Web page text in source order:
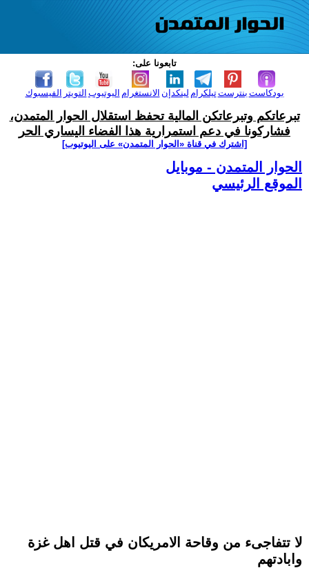
تابعونا على:
الفيسبوك التويتر اليوتيوب الانستغرام لينكدإن تيلكرامبنترست بودكاست
تبرعاتكم وتبرعاتكن المالية تحفظ استقلال الحوار المتمدن،
فشاركونا في دعم استمرارية هذا الفضاء اليساري الحر
[اشترك في قناة ‫«الحوار المتمدن» على اليوتيوب]
الحوار المتمدن - موبايل
الموقع الرئيسي
لا تتفاجىء من وقاحة الامريكان في قتل اهل غزة
وابادتهم